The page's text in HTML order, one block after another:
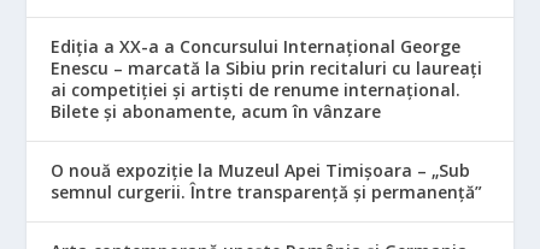
Ediția a XX-a a Concursului Internațional George
Enescu – marcată la Sibiu prin recitaluri cu laureați
ai competiției și artiști de renume internațional.
Bilete și abonamente, acum în vânzare
O nouă expoziție la Muzeul Apei Timișoara – „Sub
semnul curgerii. Între transparență și permanență”